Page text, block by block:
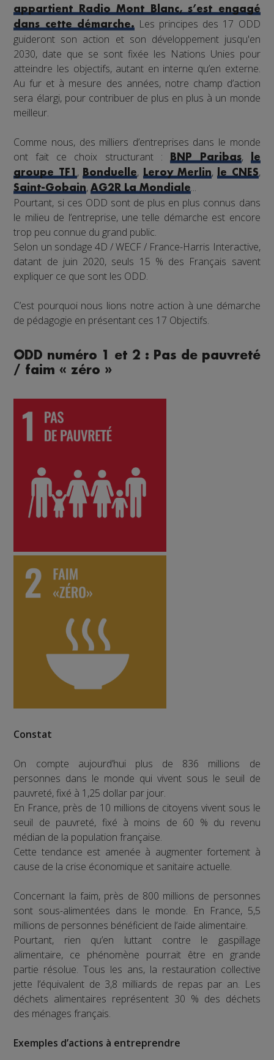
appartient Radio Mont Blanc, s’est engagé
dans cette démarche.Les principes des 17 ODD
guideront son action et son développement jusqu'en
2030, date que se sont fixée les Nations Unies pour
atteindre les objectifs, autant en interne qu’en externe.
Au fur et à mesure des années, notre champ d’action
sera élargi, pour contribuer de plus en plus à un monde
meilleur.
Comme nous, des milliers d’entreprises dans le monde
ont fait ce choix structurant :
BNP Paribas,
le
groupe TF1,Bonduelle, Leroy Merlin,le CNES,
Saint-Gobain,AG2R La Mondiale...
Pourtant, si ces ODD sont de plus en plus connus dans
le milieu de l’entreprise, une telle démarche est encore
trop peu connue du grand public.
Selon un sondage 4D / WECF / France-Harris Interactive,
datant de juin 2020, seuls 15 % des Français savent
expliquer ce que sont les ODD.
C’est pourquoi nous lions notre action à une démarche
de pédagogie en présentant ces 17 Objectifs.
ODD numéro 1 et 2 : Pas de pauvreté
/ faim « zéro »
Constat
On compte aujourd’hui plus de 836 millions de
personnes dans le monde qui vivent sous le seuil de
pauvreté, fixé à 1,25 dollar par jour.
En France, près de 10 millions de citoyens vivent sous le
seuil de pauvreté, fixé à moins de 60 % du revenu
médian de la population française.
Cette tendance est amenée à augmenter fortement à
cause de la crise économique et sanitaire actuelle.
Concernant la faim, près de 800 millions de personnes
sont sous-alimentées dans le monde. En France, 5,5
millions de personnes bénéficient de l’aide alimentaire.
Pourtant, rien qu’en luttant contre le gaspillage
alimentaire, ce phénomène pourrait être en grande
partie résolue. Tous les ans, la restauration collective
jette l’équivalent de 3,8 milliards de repas par an. Les
déchets alimentaires représentent 30 % des déchets
des ménages français.
Exemples d’actions à entreprendre